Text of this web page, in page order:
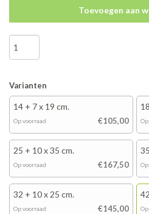
Toevoegen aan
Varianten
14 + 7 x 19 cm.
€105,00
Op voorraad
25 + 10 x 35 cm.
€167,50
Op voorraad
32 + 10 x 25 cm.
€145,00
Op voorraad